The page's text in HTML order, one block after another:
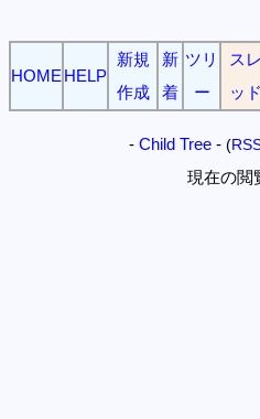
HOME HELP
新規
作成
新
着
ツリ
ー
スレ
ッド
- Child Tree - (
現在の閲